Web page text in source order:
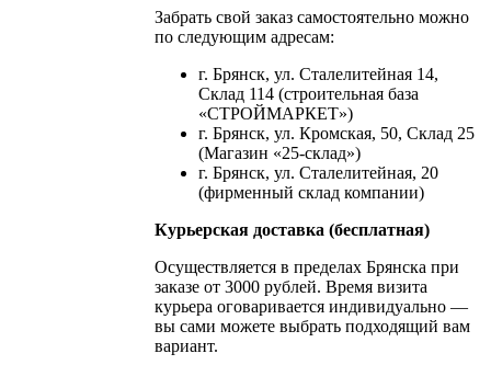
Забрать свой заказ самостоятельно можно
по следующим адресам:
г. Брянск, ул. Сталелитейная 14,
Склад 114 (строительная база
«СТРОЙМАРКЕТ»)
г. Брянск, ул. Кромская, 50, Склад 25
(Магазин «25-склад»)
г. Брянск, ул. Сталелитейная, 20
(фирменный склад компании)
Курьерская доставка (бесплатная)
Осуществляется в пределах Брянска при
заказе от 3000 рублей. Время визита
курьера оговаривается индивидуально —
вы сами можете выбрать подходящий вам
вариант.